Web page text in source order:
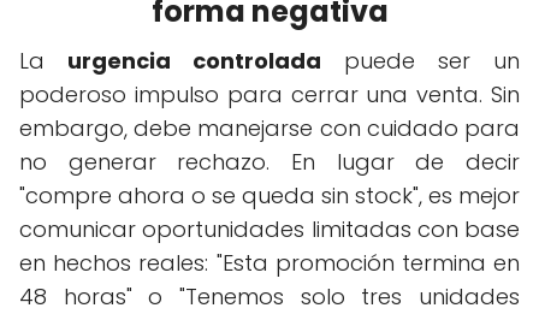
forma negativa
La urgencia controlada puede ser un
poderoso impulso para cerrar una venta. Sin
embargo, debe manejarse con cuidado para
no generar rechazo. En lugar de decir
"compre ahora o se queda sin stock", es mejor
comunicar oportunidades limitadas con base
en hechos reales: "Esta promoción termina en
48 horas" o "Tenemos solo tres unidades